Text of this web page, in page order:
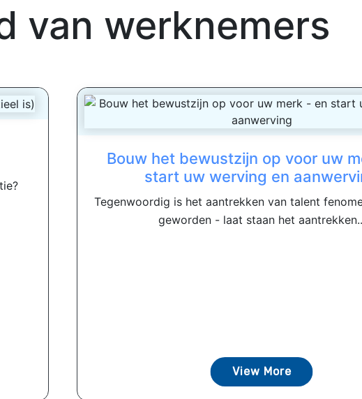
van werknemers
Bouw het bewustzijn op voor uw
start uw werving en
Tegenwoordig is het aantrekken van talent
geworden - laat staan ​​het
View More